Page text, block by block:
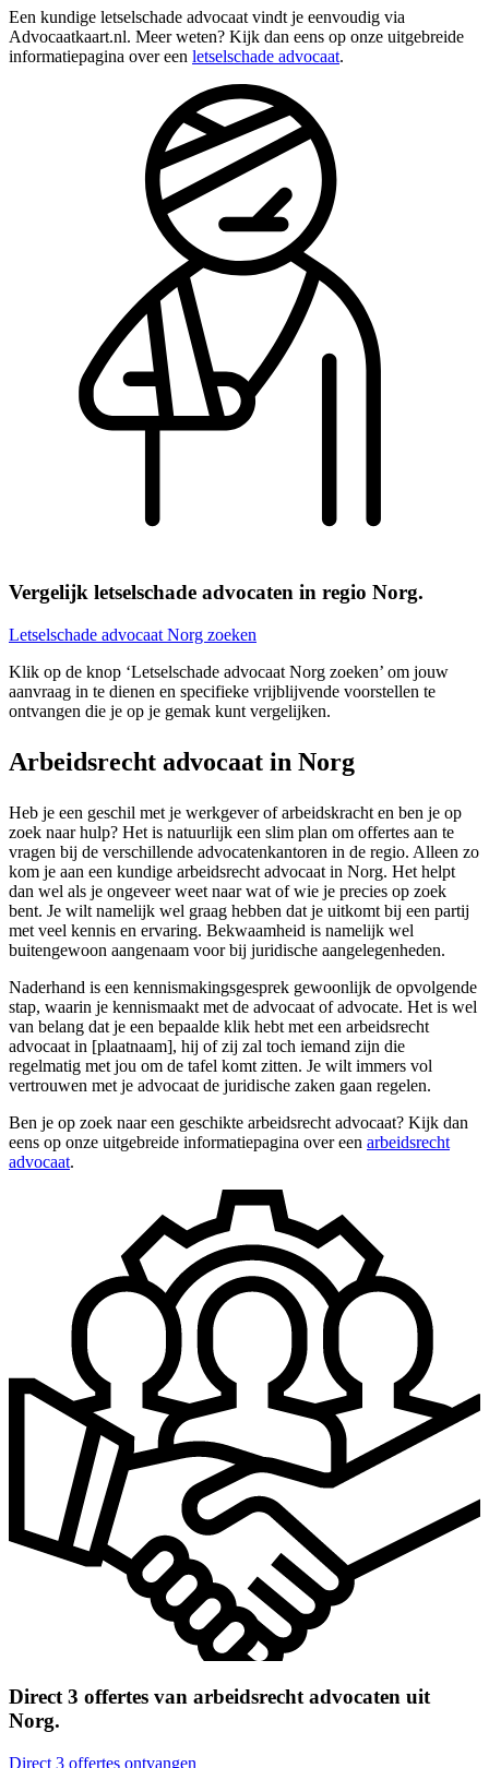
Een kundige letselschade advocaat vindt je eenvoudig via
Advocaatkaart.nl. Meer weten? Kijk dan eens op onze uitgebreide
informatiepagina over een letselschade advocaat.
Vergelijk letselschade advocaten in regio Norg.
Letselschade advocaat Norg zoeken
Klik op de knop ‘Letselschade advocaat Norg zoeken’ om jouw
aanvraag in te dienen en specifieke vrijblijvende voorstellen te
ontvangen die je op je gemak kunt vergelijken.
Arbeidsrecht advocaat in Norg
Heb je een geschil met je werkgever of arbeidskracht en ben je op
zoek naar hulp? Het is natuurlijk een slim plan om offertes aan te
vragen bij de verschillende advocatenkantoren in de regio. Alleen zo
kom je aan een kundige arbeidsrecht advocaat in Norg. Het helpt
dan wel als je ongeveer weet naar wat of wie je precies op zoek
bent. Je wilt namelijk wel graag hebben dat je uitkomt bij een partij
met veel kennis en ervaring. Bekwaamheid is namelijk wel
buitengewoon aangenaam voor bij juridische aangelegenheden.
Naderhand is een kennismakingsgesprek gewoonlijk de opvolgende
stap, waarin je kennismaakt met de advocaat of advocate. Het is wel
van belang dat je een bepaalde klik hebt met een arbeidsrecht
advocaat in [plaatnaam], hij of zij zal toch iemand zijn die
regelmatig met jou om de tafel komt zitten. Je wilt immers vol
vertrouwen met je advocaat de juridische zaken gaan regelen.
Ben je op zoek naar een geschikte arbeidsrecht advocaat? Kijk dan
eens op onze uitgebreide informatiepagina over een arbeidsrecht
advocaat.
Direct 3 offertes van arbeidsrecht advocaten uit
Norg.
Direct 3 offertes ontvangen